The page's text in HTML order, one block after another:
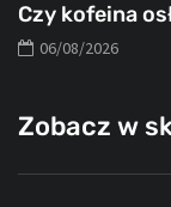
Czy kofeina
06/08/2026
Zobacz w